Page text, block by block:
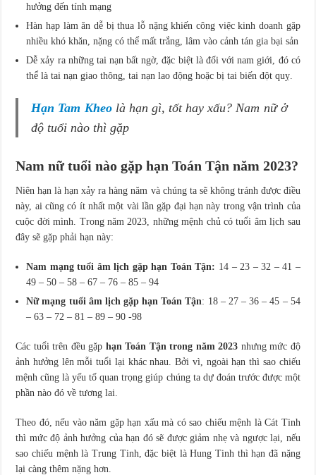
hưởng đến tính mạng
Hàn hạp làm ăn dễ bị thua lỗ nặng khiến công việc kinh doanh gặp
nhiều khó khăn, nặng có thể mất trắng, lâm vào cảnh tán gia bại sản
Dễ xảy ra những tai nạn bất ngờ, đặc biệt là đối với nam giới, đó có
thể là tai nạn giao thông, tai nạn lao động hoặc bị tai biến đột quỵ.
Hạn Tam Kheolà hạn gì, tốt hay xấu? Nam nữ ở
độ tuổi nào thì gặp
Nam nữ tuổi nào gặp hạn Toán Tận năm 2023?
Niên hạn là hạn xảy ra hàng năm và chúng ta sẽ không tránh được điều
này, ai cũng có ít nhất một vài lần gặp đại hạn này trong vận trình của
cuộc đời mình. Trong năm 2023, những mệnh chủ có tuổi âm lịch sau
đây sẽ gặp phải hạn này:
Nam mạng tuổi âm lịch gặp hạn Toán Tận: 14 – 23 – 32 – 41 –
49 – 50 – 58 – 67 – 76 – 85 – 94
Nữ mạng tuổi âm lịch gặp hạn Toán Tận: 18 – 27 – 36 – 45 – 54
– 63 – 72 – 81 – 89 – 90 -98
Các tuổi trên đều gặp hạn Toán Tận trong năm 2023 nhưng mức độ
ảnh hưởng lên mỗi tuổi lại khác nhau. Bởi vì, ngoài hạn thì sao chiếu
mệnh cũng là yếu tố quan trọng giúp chúng ta dự đoán trước được một
phần nào đó về tương lai.
Theo đó, nếu vào năm gặp hạn xấu mà có sao chiếu mệnh là Cát Tinh
thì mức độ ảnh hưởng của hạn đó sẽ được giảm nhẹ và ngược lại, nếu
sao chiếu mệnh là Trung Tinh, đặc biệt là Hung Tinh thì hạn đã nặng
lại càng thêm nặng hơn.